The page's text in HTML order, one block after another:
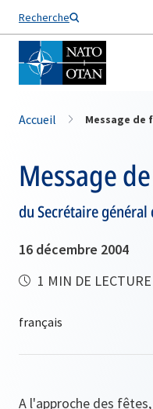
Recherche
Nom de famille*
Accueil Message de
Message
du Secrétaire général
16 décembre 2004
1 MIN DE LECTURE
A l'approche des